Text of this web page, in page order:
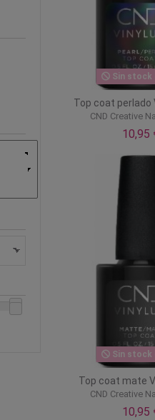
Sin stock
Top coat perlado
CND Creative
10,95
Sin stock
Top coat mate
CND Creative
10,95